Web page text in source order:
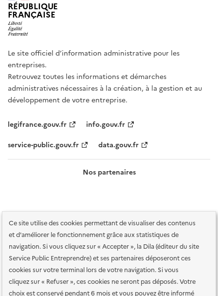
Ce site utilise des cookies permettant de visualiser des contenus
et d'améliorer le fonctionnement grâce aux statistiques de
navigation. Si vous cliquez sur « Accepter », la Dila (éditeur du site
Service Public Entreprendre) et ses partenaires déposeront ces
cookies sur votre terminal lors de votre navigation. Si vous
cliquez sur « Refuser », ces cookies ne seront pas déposés. Votre
choix est conservé pendant 6 mois et vous pouvez être informé
RÉPUBLIQUE
FRANÇAISE
Le site officiel d’information administrative pour les
entreprises.
Retrouvez toutes les informations et démarches
administratives nécessaires à la création, à la gestion et au
développement de votre entreprise.
legifrance.gouv.fr
info.gouv.fr
service-public.gouv.fr
data.gouv.fr
Nos partenaires
Plan du site Accessibilité : totalement conforme
Accessibilité des
services en ligne
Mentions légales Données personnelles et sécurité